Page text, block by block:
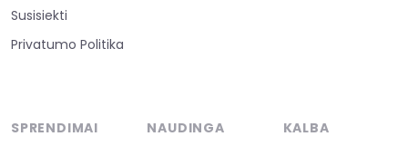
Susisiekti
Privatumo Politika
SPRENDIMAI
NAUDINGA
KALBA